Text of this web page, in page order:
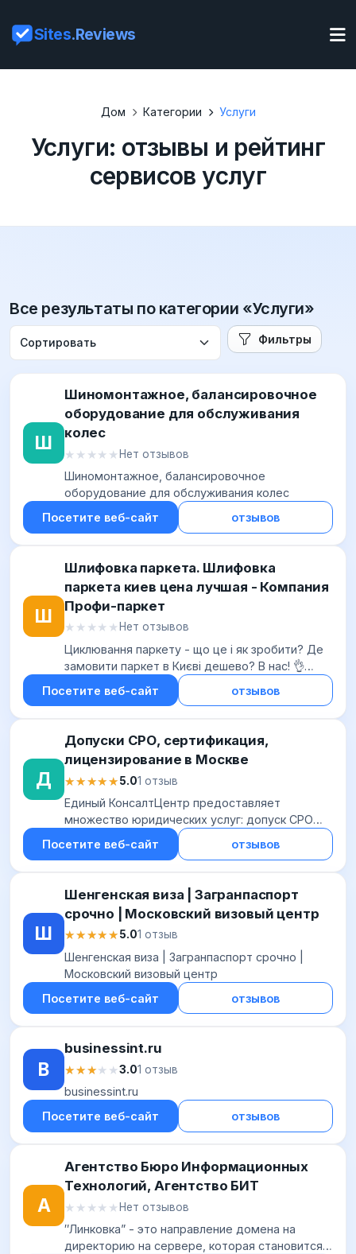
Sites.Reviews
Дом Категории Услуги
Услуги: отзывы и рейтинг
сервисов услуг
Все результаты по категории «Услуги»
Фильтры
Ш
Шиномонтажное, балансировочное
оборудование для обслуживания
колес
★★★★★
★★★★★ Нет отзывов
Шиномонтажное, балансировочное
оборудование для обслуживания колес
Посетите веб-сайт
отзывов
Ш
Шлифовка паркета. Шлифовка
паркета киев цена лучшая - Компания
Профи-паркет
★★★★★
★★★★★ Нет отзывов
Циклювання паркету - що це і як зробити? Де
замовити паркет в Києві дешево? В нас! 👌
Гарантуємо якість, дуже низькі ціни та швидке
виконання. Додатково – лакування! Дзво...
Посетите веб-сайт отзывов
Д
Допуски СРО, сертификация,
лицензирование в Москве
★★★★★
★★★★★5.01 отзыв
Единый КонсалтЦентр предоставляет
множество юридических услуг: допуск СРО
строителей, допуск СРО проектировщиков,
допуск СРО изыскателей и других
Посетите веб-сайт отзывов
Ш
Шенгенская виза | Загранпаспорт
срочно | Московский визовый центр
★★★★★
★★★★★5.01 отзыв
Шенгенская виза | Загранпаспорт срочно |
Московский визовый центр
Посетите веб-сайт
отзывов
B
businessint.ru
★★★★★
★★★★★3.01 отзыв
businessint.ru
Посетите веб-сайт
отзывов
А
Агентство Бюро Информационных
Технологий, Агентство БИТ
★★★★★
★★★★★Нет отзывов
″Линковка” - это направление домена на
директорию на сервере, которая становится